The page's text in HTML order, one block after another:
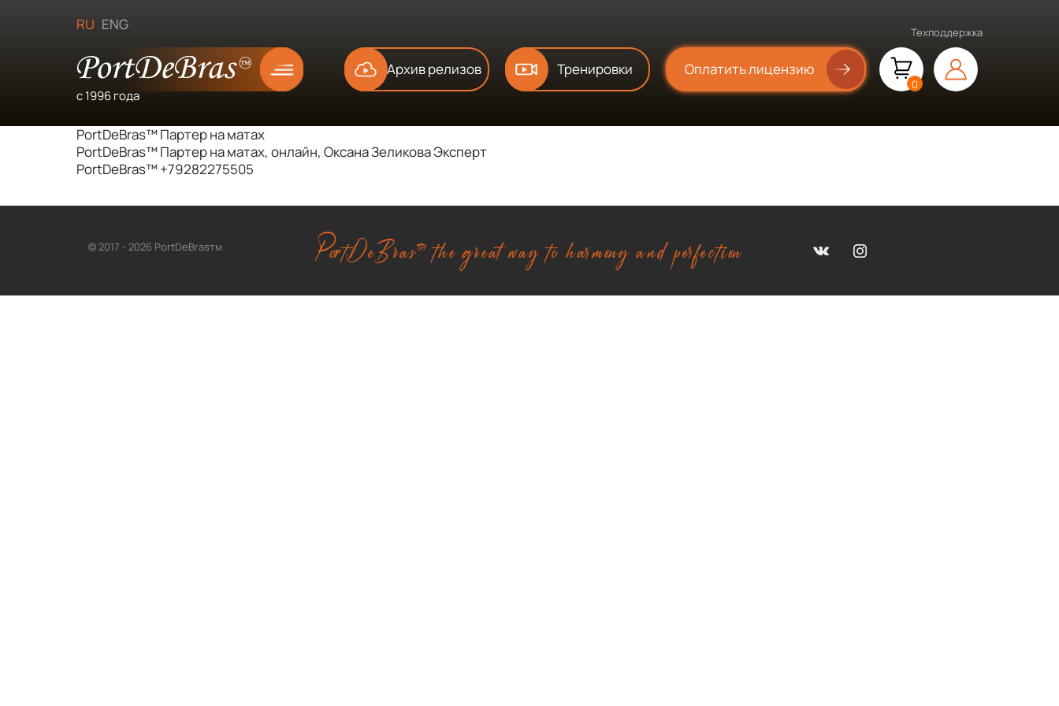
RU ENG Техподдержка
с 1996 года
0
Оплатить лицензию
Тренировки
Архив релизов
PortDeBras™ Партер на матах
PortDeBras™ Партер на матах, онлайн, Оксана Зеликова Эксперт
PortDeBras™ +79282275505
© 2017 - 2026 PortDeBrasтм